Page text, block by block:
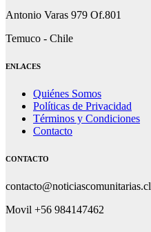
Antonio Varas 979 Of.801
Temuco - Chile
ENLACES
Quiénes Somos
Políticas de Privacidad
Términos y Condiciones
Contacto
CONTACTO
contacto@noticiascomunitarias.cl
Movil +56 984147462